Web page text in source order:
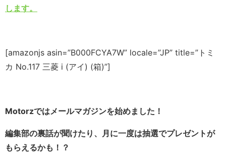
します。
[amazonjs asin=”B000FCYA7W” locale=”JP” title=”トミ
カ No.117 三菱 i (アイ) (箱)”]
Motorzではメールマガジンを始めました！
編集部の裏話が聞けたり、月に一度は抽選でプレゼントが
もらえるかも！？